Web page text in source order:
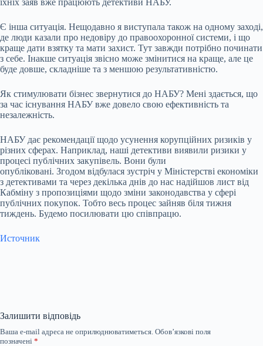
Є інша ситуація. Нещодавно я виступала також на одному заході,
де люди казали про недовіру до правоохоронної системи, і що
краще дати взятку та мати захист. Тут завжди потрібно починати
з себе. Інакше ситуація звісно може змінитися на краще, але це
буде довше, складніше та з меншою результативністю.
Як стимулювати бізнес звернутися до НАБУ? Мені здається, що
за час існування НАБУ вже довело свою ефективність та
незалежність.
НАБУ дає рекомендації щодо усунення корупційних ризиків у
різних сферах. Наприклад, наші детективи виявили ризики у
процесі публічних закупівель. Вони були
опубліковані. Згодом відбулася зустріч у Міністерстві економіки
з детективами та через декілька днів до нас надійшов лист від
Кабміну з пропозиціями щодо зміни законодавства у сфері
публічних покупок. Тобто весь процес зайняв біля тижня
тиждень. Будемо посилювати цю співпрацю.
Источник
Залишити відповідь
Ваша e-mail адреса не оприлюднюватиметься. Обов’язкові поля
позначені *